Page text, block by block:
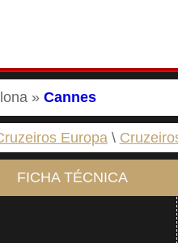
» Cannes
Europa
FICHA TÉCNICA